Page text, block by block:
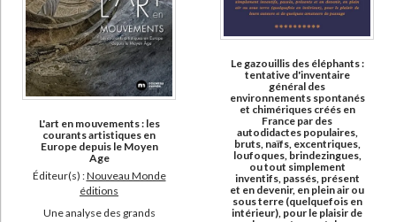
L'art en mouvements : les
courants artistiques en
Europe depuis le Moyen
Age
Éditeur(s) :Nouveau Monde
éditions
Une analyse des grands
Le gazouillis des éléphants :
tentative d'inventaire
général des
environnements spontanés
et chimériques créés en
France par des
autodidactes populaires,
bruts, naïfs, excentriques,
loufoques, brindezingues,
ou tout simplement
inventifs, passés, présent
et en devenir, en plein air ou
sous terre (quelquefois en
intérieur), pour le plaisir de